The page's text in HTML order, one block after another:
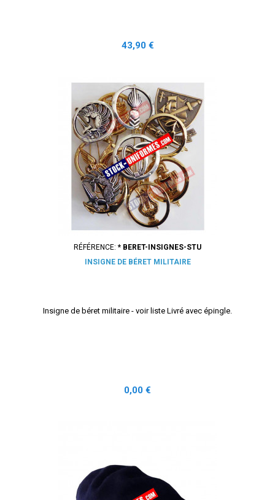
Prix
43,90 €
RÉFÉRENCE: * BERET-INSIGNES-STU
INSIGNE DE BÉRET MILITAIRE
Insigne de béret militaire - voir liste Livré avec épingle.
Prix
0,00 €